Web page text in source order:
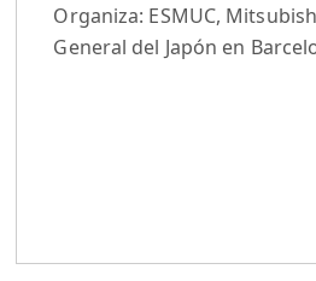
Organiza: ESMUC,
General del Japón en